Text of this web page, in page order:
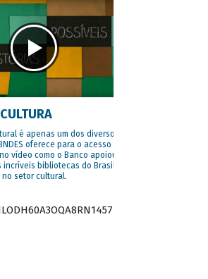
é apenas um dos diversos
oferece para o acesso à
vídeo como o Banco apoiou
incríveis bibliotecas do Brasil e
setor cultural.